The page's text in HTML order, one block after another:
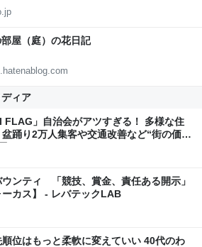
屋（庭）の花日記
ィア
FLAG」自治会がアツすぎる！ 多様な住
踊り2万人集客や交通改善など“街の価値
ンティ 「競技、賞金、責任ある開示」
カス】 - レバテックLAB
位はもっと柔軟に変えていい 40代のわ